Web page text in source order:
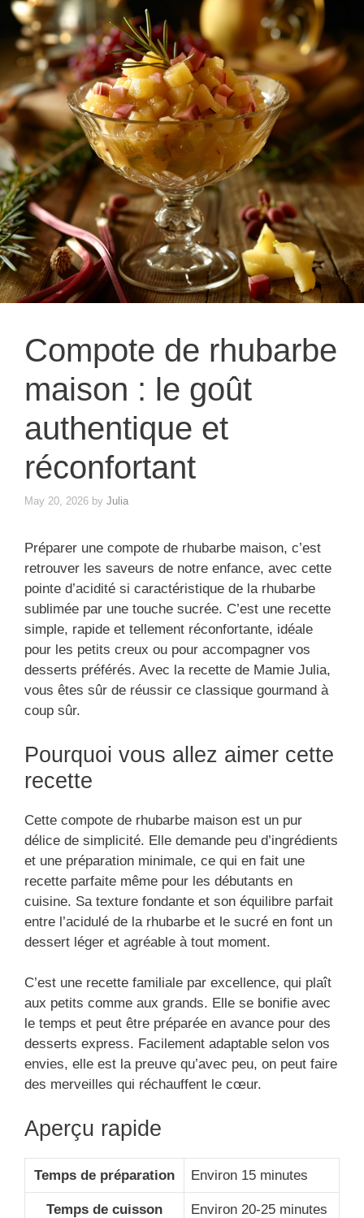
Compote de rhubarbe
maison : le goût
authentique et
réconfortant
May 20, 2026 by Julia
Préparer une compote de rhubarbe maison, c’est
retrouver les saveurs de notre enfance, avec cette
pointe d’acidité si caractéristique de la rhubarbe
sublimée par une touche sucrée. C’est une recette
simple, rapide et tellement réconfortante, idéale
pour les petits creux ou pour accompagner vos
desserts préférés. Avec la recette de Mamie Julia,
vous êtes sûr de réussir ce classique gourmand à
coup sûr.
Pourquoi vous allez aimer cette
recette
Cette compote de rhubarbe maison est un pur
délice de simplicité. Elle demande peu d’ingrédients
et une préparation minimale, ce qui en fait une
recette parfaite même pour les débutants en
cuisine. Sa texture fondante et son équilibre parfait
entre l’acidulé de la rhubarbe et le sucré en font un
dessert léger et agréable à tout moment.
C’est une recette familiale par excellence, qui plaît
aux petits comme aux grands. Elle se bonifie avec
le temps et peut être préparée en avance pour des
desserts express. Facilement adaptable selon vos
envies, elle est la preuve qu’avec peu, on peut faire
des merveilles qui réchauffent le cœur.
Aperçu rapide
Temps de préparation Environ 15 minutes
Temps de cuisson Environ 20-25 minutes